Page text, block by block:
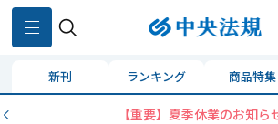
新刊 ランキング 商品特集
【重要】夏季休業のお知ら